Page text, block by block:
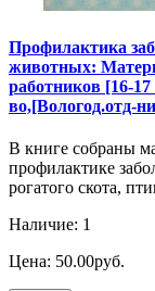
Профилактика
животных:
работников [16-
во,[Вологод.отд-
В книге собраны
профилактике
рогатого скота,
Наличие: 1
Цена: 50.00руб.